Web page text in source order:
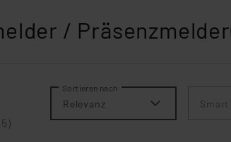
/ Präsenzmelder
Sortieren nach
Relevanz Smart